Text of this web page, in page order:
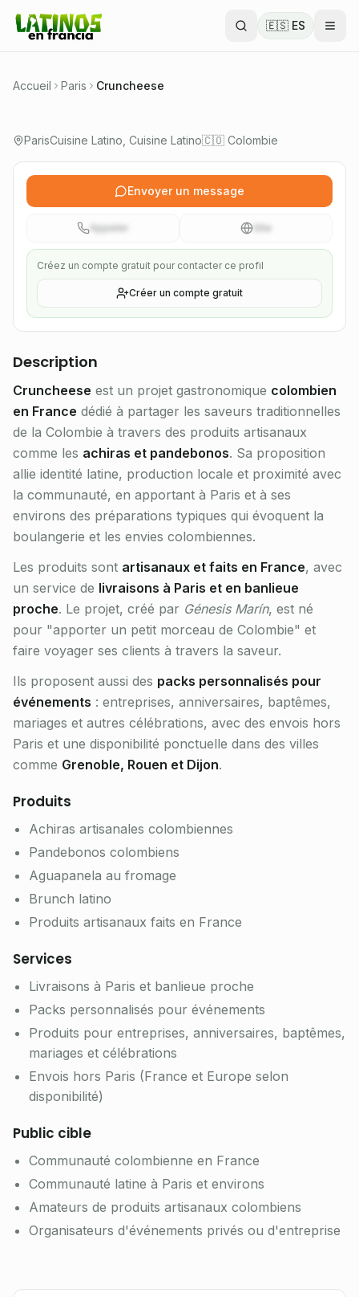
🇪🇸 ES
Accueil Paris Cruncheese
Achiras et pandebonos colombiens artisanaux
faits en France. Livraisons à Paris et banlieue,
packs pour événements.
🇨🇴 Colombie
ParisCuisine Latino, Cuisine Latino🇨🇴 Colombie
Envoyer un message
Appeler
Créez un compte gratuit pour contacter ce profil
Créer un compte gratuit
Description
Cruncheese est un projet gastronomique colombien
en France dédié à partager les saveurs traditionnelles
de la Colombie à travers des produits artisanaux
comme les achiras et pandebonos. Sa proposition
allie identité latine, production locale et proximité avec
la communauté, en apportant à Paris et à ses
environs des préparations typiques qui évoquent la
boulangerie et les envies colombiennes.
Les produits sont artisanaux et faits en France, avec
un service de livraisons à Paris et en banlieue
proche. Le projet, créé par Génesis Marín, est né
pour "apporter un petit morceau de Colombie" et
faire voyager ses clients à travers la saveur.
Ils proposent aussi des packs personnalisés pour
événements : entreprises, anniversaires, baptêmes,
mariages et autres célébrations, avec des envois hors
Paris et une disponibilité ponctuelle dans des villes
comme Grenoble, Rouen et Dijon.
Produits
Achiras artisanales colombiennes
Pandebonos colombiens
Aguapanela au fromage
Brunch latino
Produits artisanaux faits en France
Services
Livraisons à Paris et banlieue proche
Packs personnalisés pour événements
Produits pour entreprises, anniversaires, baptêmes,
mariages et célébrations
Envois hors Paris (France et Europe selon
disponibilité)
Public cible
Communauté colombienne en France
Communauté latine à Paris et environs
Amateurs de produits artisanaux colombiens
Organisateurs d'événements privés ou d'entreprise